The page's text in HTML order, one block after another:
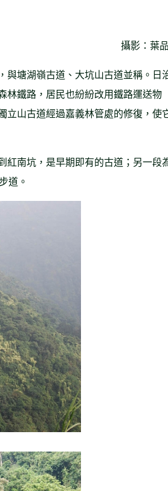
攝影：葉
與塘湖嶺古道、大坑山古道並稱。日
林鐵路，居民也紛紛改用鐵路運送物
立山古道經過嘉義林管處的修復，使
紅南坑，是早期即有的古道；另一段
道。